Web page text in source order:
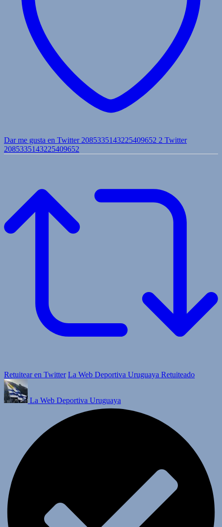
Dar me gusta en Twitter 2085335143225409652 2 Twitter
2085335143225409652
Retuitear en Twitter La Web Deportiva Uruguaya Retuiteado
La Web Deportiva Uruguaya